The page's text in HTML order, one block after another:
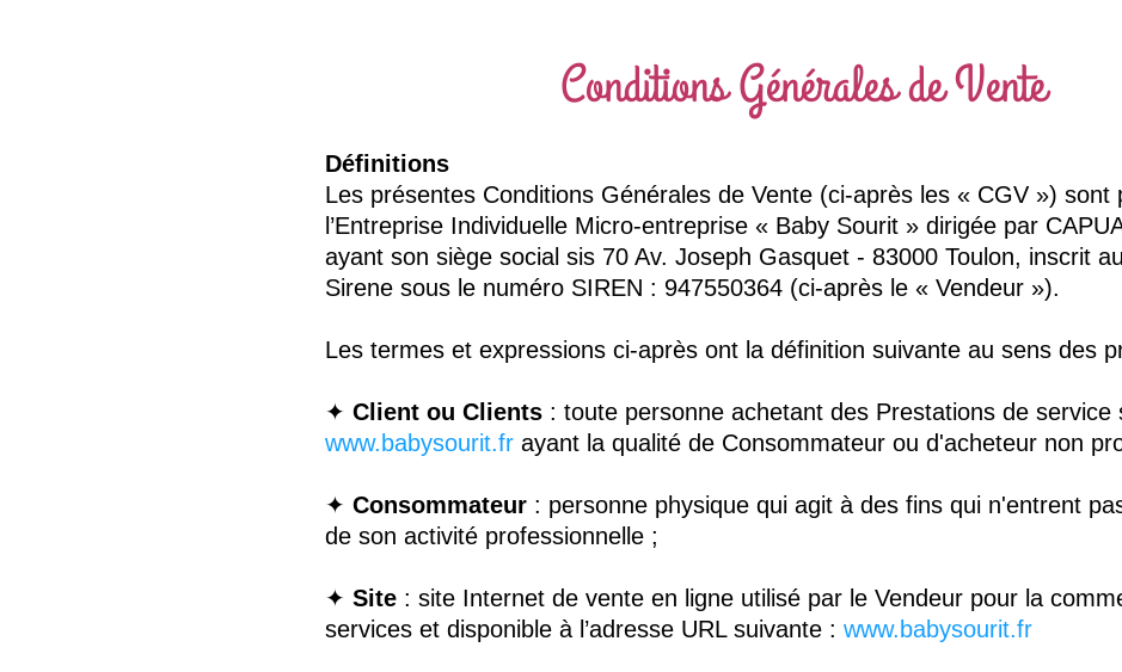
Conditions Générales de Vente
Définitions
Les présentes Conditions Générales de Vente (ci-après les « CGV ») sont
l’Entreprise Individuelle Micro-entreprise « Baby Sourit » dirigée par
ayant son siège social sis 70 Av. Joseph Gasquet - 83000 Toulon, inscrit
Sirene sous le numéro SIREN : 947550364 (ci-après le « Vendeur »).
Les termes et expressions ci-après ont la définition suivante au sens des
✦ Client ou Clients : toute personne achetant des Prestations de service
www.babysourit.fr ayant la qualité de Consommateur ou d'acheteur non
✦ Consommateur : personne physique qui agit à des fins qui n'entrent
de son activité professionnelle ;
✦ Site : site Internet de vente en ligne utilisé par le Vendeur pour la
services et disponible à l’adresse URL suivante : www.babysourit.fr